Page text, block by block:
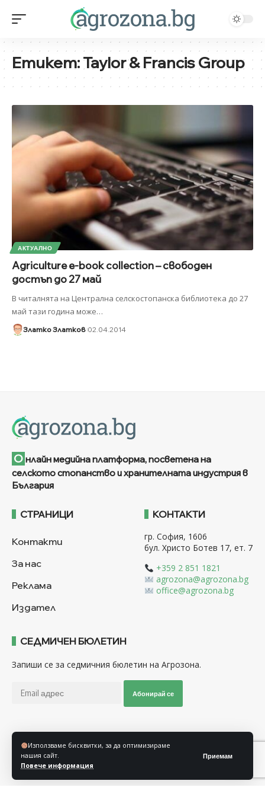
Използваме бисквитки, за да оптимизираме
нашия сайт.
Повече информация
Приемам
Етикет:Taylor & Francis Group
АКТУАЛНО
Agriculture e-book collection – свободен
достъп до 27 май
В читалнята на Централна селскостопанска библиотека до 27
май тази година може…
Златко Златков 02.04.2014
О нлайн медийна платформа, посветена на
селското стопанство и хранителната индустрия в
България
СТРАНИЦИ
Контакти
За нас
Реклама
Издател
КОНТАКТИ
гр. София, 1606
бул. Христо Ботев 17, ет. 7
+359 2 851 1821
agrozona@agrozona.bg
office@agrozona.bg
СЕДМИЧЕН БЮЛЕТИН
Запиши се за седмичния бюлетин на Агрозона.
Абонирай се
Последвайте ни